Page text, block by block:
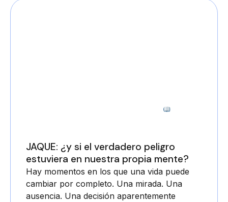
JAQUE: ¿y si el verdadero peligro
estuviera en nuestra propia mente?
Hay momentos en los que una vida puede
cambiar por completo. Una mirada. Una
ausencia. Una decisión aparentemente